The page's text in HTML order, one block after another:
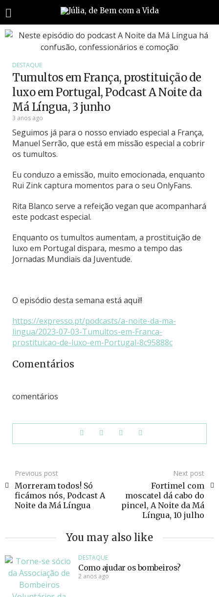
DESTAQUE
Tumultos em França, prostituição de
luxo em Portugal, Podcast A Noite da
Má Língua, 3 junho
3 anos ago
Seguimos já para o nosso enviado especial a França,
Manuel Serrão, que está em missão especial a cobrir
os tumultos.
Eu conduzo a emissão, muito emocionada, enquanto
Rui Zink captura momentos para o seu OnlyFans.
Rita Blanco serve a refeição vegan que acompanhará
este podcast especial.
Enquanto os tumultos aumentam, a prostituição de
luxo em Portugal dispara, mesmo a tempo das
Jornadas Mundiais da Juventude.
O episódio desta semana está aqui!!
https://expresso.pt/podcasts/a-noite-da-ma-
lingua/2023-07-03-Tumultos-em-Franca-
prostituicao-de-luxo-em-Portugal-8c95888c
Comentários
comentários
Previous post
Morreram todos! Só
ficámos nós, Podcast A
Noite da Má Língua
Next post
Fortimel com
moscatel dá cabo do
pincel, A Noite da Má
Língua, 10 julho
You may also like
DESTAQUE
Como ajudar os bombeiros?
2 anos ago